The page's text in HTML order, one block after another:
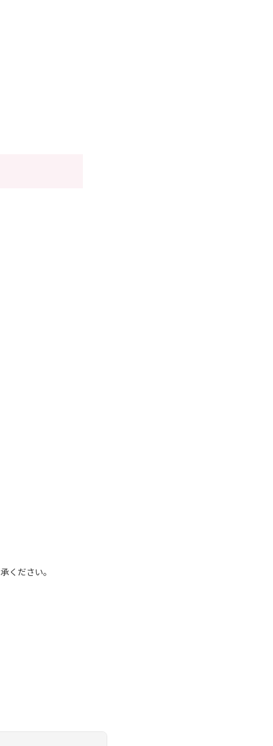
ください。